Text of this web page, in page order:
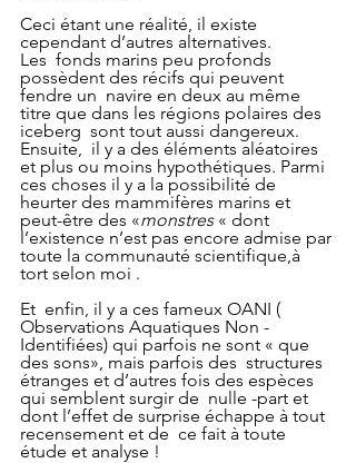
Ceci étant une réalité, il existe
cependant d’autres alternatives.
Les  fonds marins peu profonds
possèdent des récifs qui peuvent
fendre un  navire en deux au même
titre que dans les régions polaires des
iceberg  sont tout aussi dangereux.
Ensuite,  il y a des éléments aléatoires
et plus ou moins hypothétiques. Parmi
ces choses il y a la possibilité de
heurter des mammifères marins et
peut-être des «monstres « dont
l’existence n’est pas encore admise par
toute la communauté scientifique,à
tort selon moi .
Et  enfin, il y a ces fameux OANI (
Observations Aquatiques Non -
Identifiées) qui parfois ne sont « que
des sons», mais parfois des  structures
étranges et d’autres fois des espèces
qui semblent surgir de  nulle -part et
dont l’effet de surprise échappe à tout
recensement et de  ce fait à toute
étude et analyse !